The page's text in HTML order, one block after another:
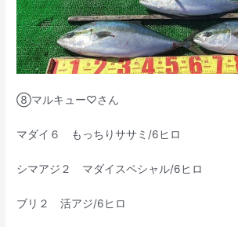
⑧マルキュー♡さん
マダイ６ もっちりササミ/6ヒロ
シマアジ２ マダイスペシャル/6ヒロ
ブリ２ 活アジ/6ヒロ